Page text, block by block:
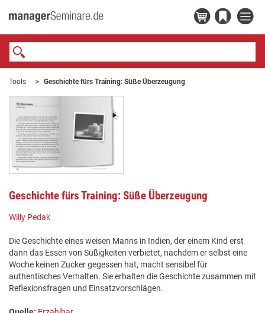
Tools Geschichte fürs Training: Süße Überzeugung
Geschichte fürs Training: Süße Überzeugung
Willy Pedak
Die Geschichte eines weisen Manns in Indien, der einem Kind erst
dann das Essen von Süßigkeiten verbietet, nachdem er selbst eine
Woche keinen Zucker gegessen hat, macht sensibel für
authentisches Verhalten. Sie erhalten die Geschichte zusammen mit
Reflexionsfragen und Einsatzvorschlägen.